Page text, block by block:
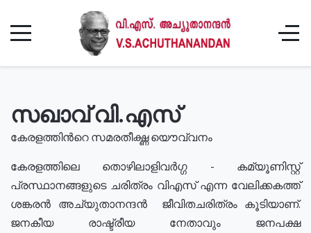
സഖാവ് വി.എസ്
കേരളത്തിൻറെ സമരതീക്ഷ്ണ യൌവ്വനം
കേരളത്തിലെ തൊഴിലാളിവർഗ്ഗ - കമ്യൂണിസ്റ്റ്
പ്രസ്ഥാനങ്ങളുടെ ചരിത്രം വിഎസ് എന്ന വേലിക്കകത്ത്
ശങ്കരൻ അച്യുതാനന്ദൻ ജീവിതചരിത്രം കൂടിയാണ്.
ജനകീയ രാഷ്ട്രീയ നേതാവും ജനപക്ഷ